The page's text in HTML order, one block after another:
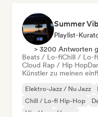
Summer
Playlist-
> 3200 Antworten
Beats / Lo-fiChill / Lo-
Cloud Rap / Hip Hop
Künstler zu meinen
Elektro-Jazz / Nu Jazz
Chill / Lo-fi Hip-Hop
Hip-Hop
House